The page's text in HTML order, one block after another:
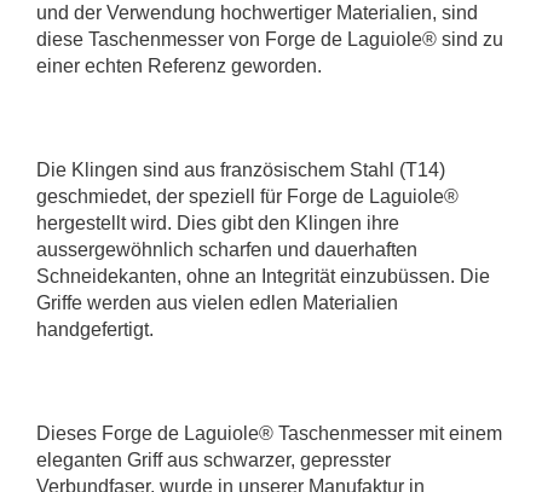
und der Verwendung hochwertiger Materialien, sind
diese Taschenmesser von Forge de Laguiole® sind zu
einer echten Referenz geworden.
Die Klingen sind aus französischem Stahl (T14)
geschmiedet, der speziell für Forge de Laguiole®
hergestellt wird. Dies gibt den Klingen ihre
aussergewöhnlich scharfen und dauerhaften
Schneidekanten, ohne an Integrität einzubüssen. Die
Griffe werden aus vielen edlen Materialien
handgefertigt.
Dieses Forge de Laguiole® Taschenmesser mit einem
eleganten Griff aus schwarzer, gepresster
Verbundfaser, wurde in unserer Manufaktur in